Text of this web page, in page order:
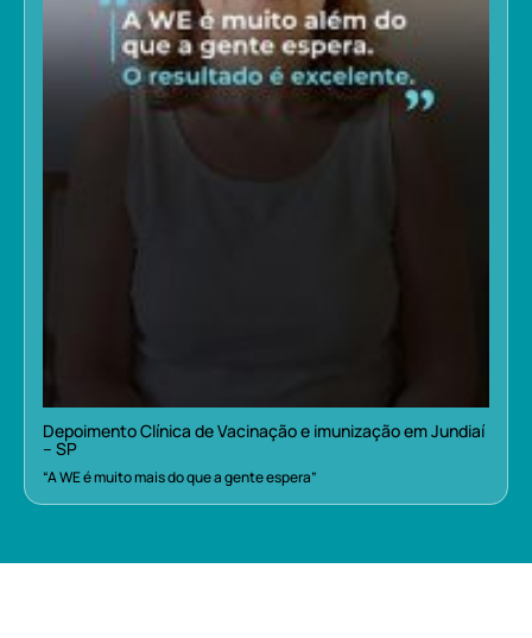
Depoimento Clínica de Vacinação e imunização em Jundiaí
– SP
“A WE é muito mais do que a gente espera”